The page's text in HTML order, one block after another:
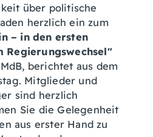
über politische
herzlich ein zum
– in den ersten
Regierungswechsel"
berichtet aus dem
Mitglieder und
sind herzlich
Sie die Gelegenheit
aus erster Hand zu